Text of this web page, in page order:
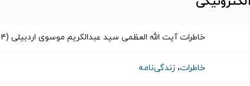
خاطرات آیت الله العظمی سید عبدالکریم موسوی اردبیلی (۱۳۰۴-۱۳۹۵)
خاطرات، زندگی‌نامه